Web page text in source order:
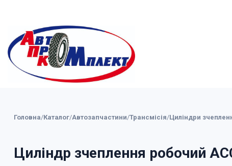
Головна/Каталог/Автозапчастини/Трансмісія/Циліндри
Циліндр зчеплення робочий